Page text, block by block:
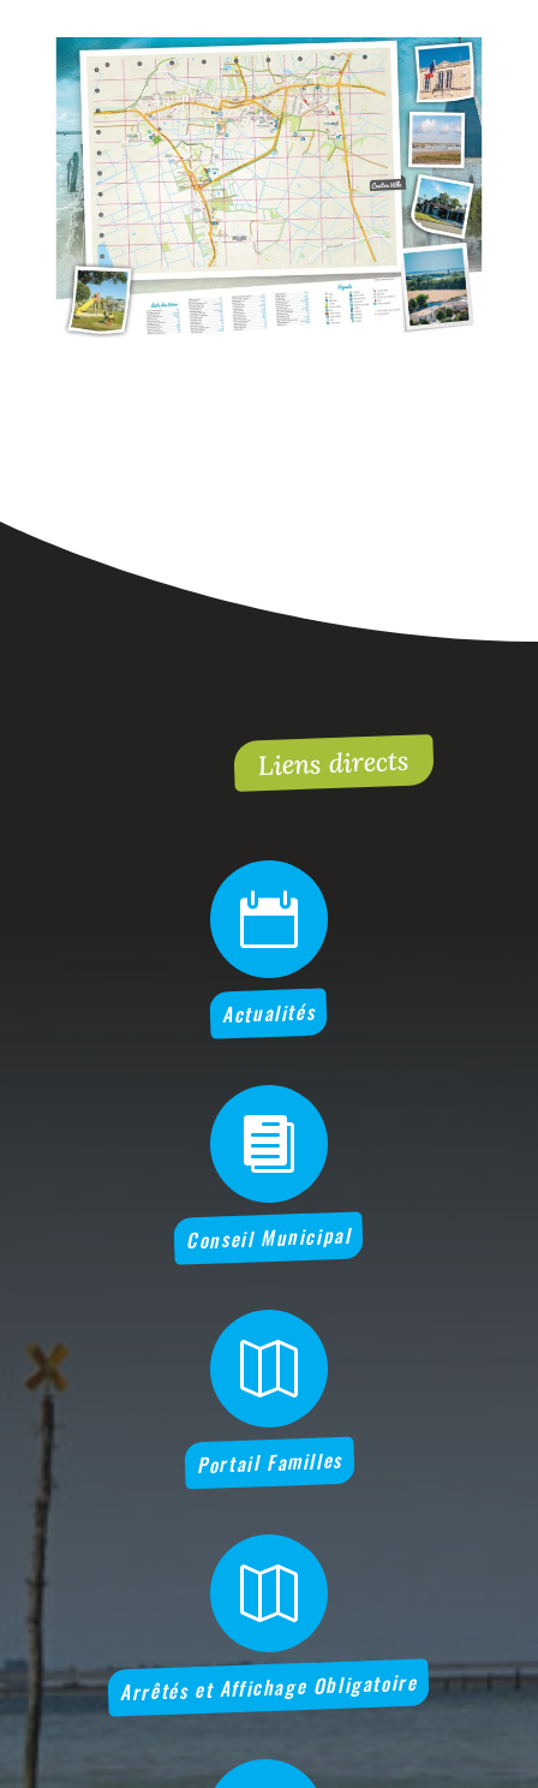
Liens directs

Actualités

Conseil Municipal

Portail Familles

Arrêtés et Affichage Obligatoire